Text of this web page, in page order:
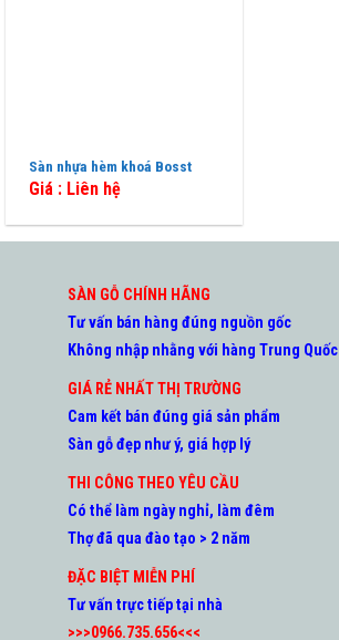
Sàn nhựa hèm khoá Bosst
Giá : Liên hệ
SÀN GỖ CHÍNH HÃNG
Tư vấn bán hàng đúng nguồn gốc
Không nhập nhằng với hàng Trung Quốc
GIÁ RẺ NHẤT THỊ TRƯỜNG
Cam kết bán đúng giá sản phẩm
Sàn gỗ đẹp như ý, giá hợp lý
THI CÔNG THEO YÊU CẦU
Có thể làm ngày nghỉ, làm đêm
Thợ đã qua đào tạo > 2 năm
ĐẶC BIỆT MIỄN PHÍ
Tư vấn trực tiếp tại nhà
>>>0966.735.656<<<